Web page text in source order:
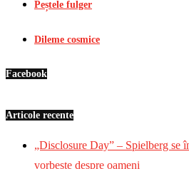
Peștele fulger
Dileme cosmice
Facebook
Articole recente
„Disclosure Day” – Spielberg se
vorbește despre oameni